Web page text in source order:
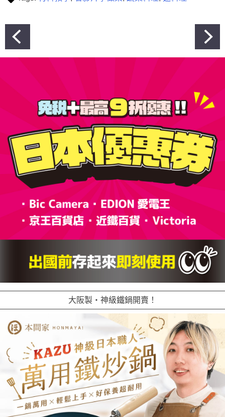
文
章
大阪製・神級鐵鍋開賣！